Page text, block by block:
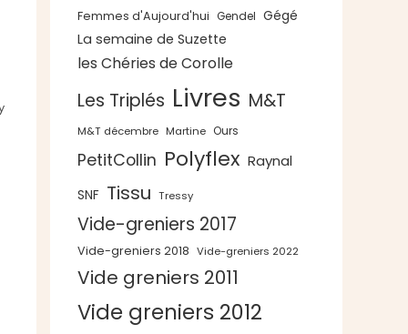
Femmes d'Aujourd'hui Gendel Gégé
La semaine de Suzette
les Chéries de Corolle
Les Triplés Livres M&T
M&T décembre Martine Ours
PetitCollin Polyflex Raynal
SNF Tissu Tressy
Vide-greniers 2017
Vide-greniers 2018 Vide-greniers 2022
Vide greniers 2011
Vide greniers 2012